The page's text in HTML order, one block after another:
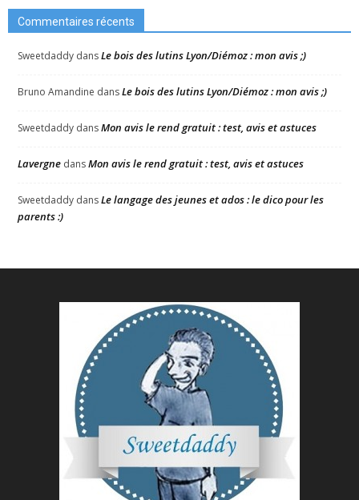
Commentaires récents
Sweetdaddy dansLe bois des lutins Lyon/Diémoz : mon avis ;)
Bruno Amandine dansLe bois des lutins Lyon/Diémoz : mon avis ;)
Sweetdaddy dansMon avis le rend gratuit : test, avis et astuces
Lavergne dansMon avis le rend gratuit : test, avis et astuces
Sweetdaddy dansLe langage des jeunes et ados : le dico pour les
parents :)